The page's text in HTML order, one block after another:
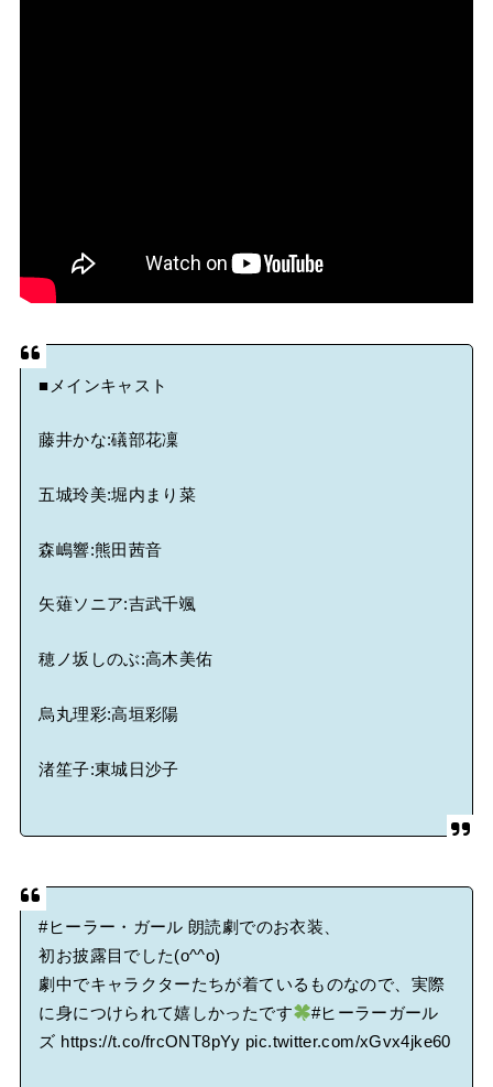
■メインキャスト
藤井かな:礒部花凜
五城玲美:堀内まり菜
森嶋響:熊田茜音
矢薙ソニア:吉武千颯
穂ノ坂しのぶ:高木美佑
烏丸理彩:高垣彩陽
渚笙子:東城日沙子
#ヒーラー・ガール 朗読劇でのお衣装、
初お披露目でした(o^^o)
劇中でキャラクターたちが着ているものなので、実際
に身につけられて嬉しかったです
#ヒーラーガール
ズ https://t.co/frcONT8pYy pic.twitter.com/xGvx4jke60